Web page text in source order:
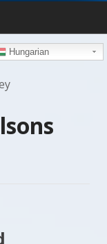
Hungarian